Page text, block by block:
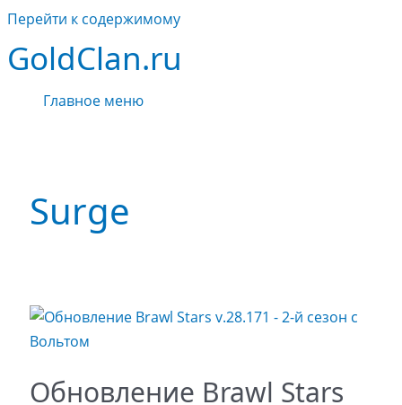
Перейти к содержимому
GoldClan.ru
Главное меню
Surge
Обновление Brawl Stars